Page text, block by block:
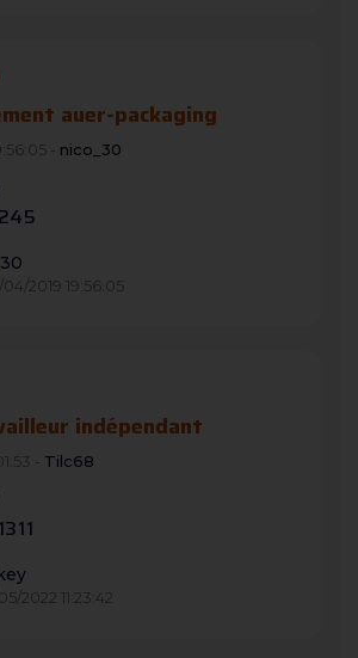
auer-packaging
- nico_30
2019 19:56:05
indépendant
- Tilc68
2022 11:23:42